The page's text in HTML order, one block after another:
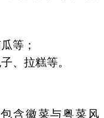
等；
、拉糕等。
含徽菜与粤菜风